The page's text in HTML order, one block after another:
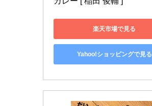
楽天市場で見る
Yahoo!ショッピングで見る